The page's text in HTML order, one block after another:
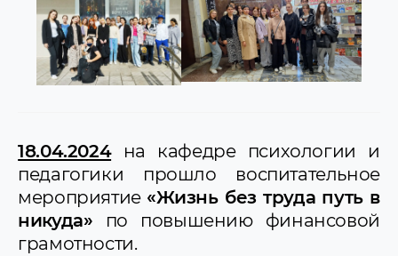
18.04.2024на кафедре психологии и
педагогики прошло воспитательное
мероприятие «Жизнь без труда путь в
никуда» по повышению финансовой
грамотности.